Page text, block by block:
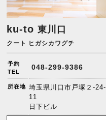
ku-to東川口
クート ヒガシカワグチ
予約
TEL
048-299-9386
所在地 埼玉県川口市戸塚２-24-
11
日下ビル